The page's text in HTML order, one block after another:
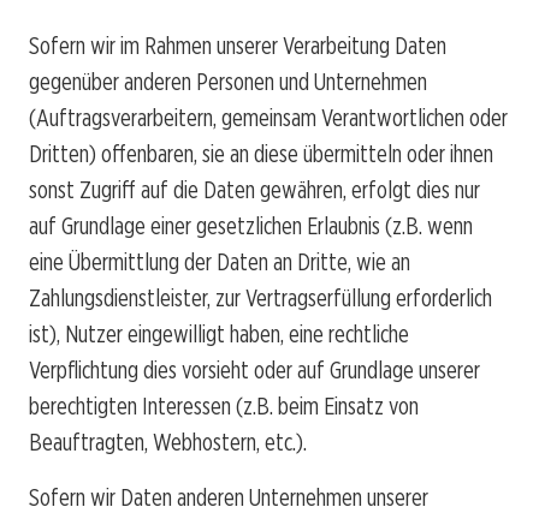
Sofern wir im Rahmen unserer Verarbeitung Daten
gegenüber anderen Personen und Unternehmen
(Auftragsverarbeitern, gemeinsam Verantwortlichen oder
Dritten) offenbaren, sie an diese übermitteln oder ihnen
sonst Zugriff auf die Daten gewähren, erfolgt dies nur
auf Grundlage einer gesetzlichen Erlaubnis (z.B. wenn
eine Übermittlung der Daten an Dritte, wie an
Zahlungsdienstleister, zur Vertragserfüllung erforderlich
ist), Nutzer eingewilligt haben, eine rechtliche
Verpflichtung dies vorsieht oder auf Grundlage unserer
berechtigten Interessen (z.B. beim Einsatz von
Beauftragten, Webhostern, etc.).
Sofern wir Daten anderen Unternehmen unserer